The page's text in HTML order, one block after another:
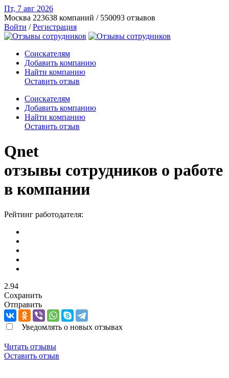
Пт, 7 авг 2026
Москва 223638 компаний / 550093 отзывов
Войти /Регистрация
Соискателям
Добавить компанию
Найти компанию
Оставить отзыв
Соискателям
Добавить компанию
Найти компанию
Оставить отзыв
Qnet
отзывы сотрудников о работе
в компании
Рейтинг работодателя:
2.94
Сохранить
Отправить
Уведомлять о новых отзывах
Читать отзывы
Оставить отзыв